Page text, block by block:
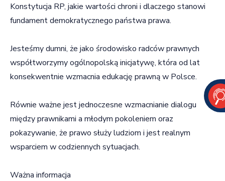
Konstytucja RP, jakie wartości chroni i dlaczego stanowi
fundament demokratycznego państwa prawa.
Jesteśmy dumni, że jako środowisko radców prawnych
współtworzymy ogólnopolską inicjatywę, która od lat
konsekwentnie wzmacnia edukację prawną w Polsce.
Równie ważne jest jednoczesne wzmacnianie dialogu
między prawnikami a młodym pokoleniem oraz
pokazywanie, że prawo służy ludziom i jest realnym
wsparciem w codziennych sytuacjach.
Ważna informacja